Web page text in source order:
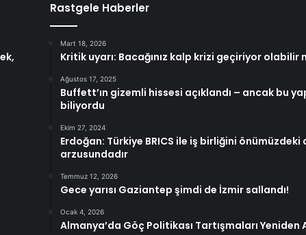
Rastgele Haberler
Mart 18, 2026
Kritik uyarı: Bacağınız kalp krizi geçiriyor olabilir
Ağustos 17, 2025
Buffett’ın gizemli hissesi açıklandı – ancak bu
biliyordu
Ekim 27, 2024
Erdoğan: Türkiye BRICS ile iş birliğini
arzusundadır
Temmuz 12, 2026
Gece yarısı Gaziantep şimdi de İzmir sallandı!
Ocak 4, 2026
Almanya’da Göç Politikası Tartışmaları Yeniden